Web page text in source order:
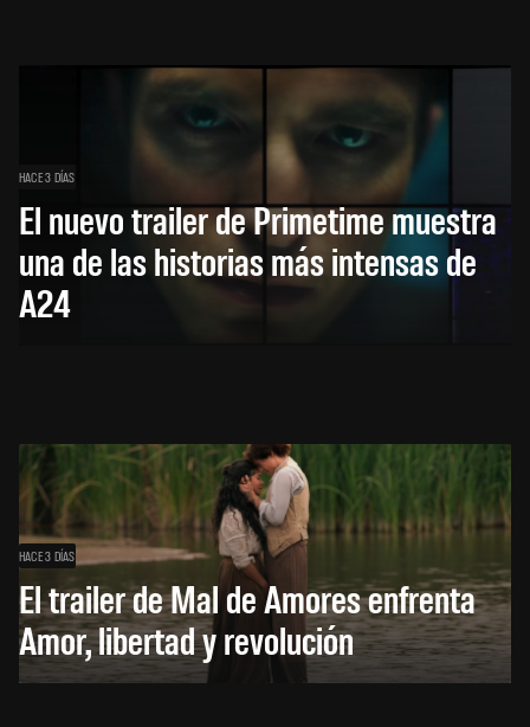
HACE 3 DÍAS
El nuevo trailer de Primetime muestra
una de las historias más intensas de
A24
HACE 3 DÍAS
El trailer de Mal de Amores enfrenta
Amor, libertad y revolución